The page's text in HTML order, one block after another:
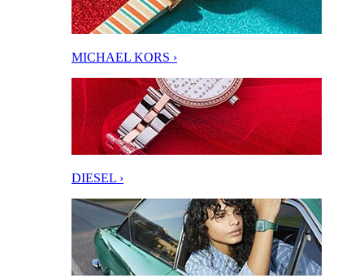
MICHAEL KORS ›
DIESEL ›